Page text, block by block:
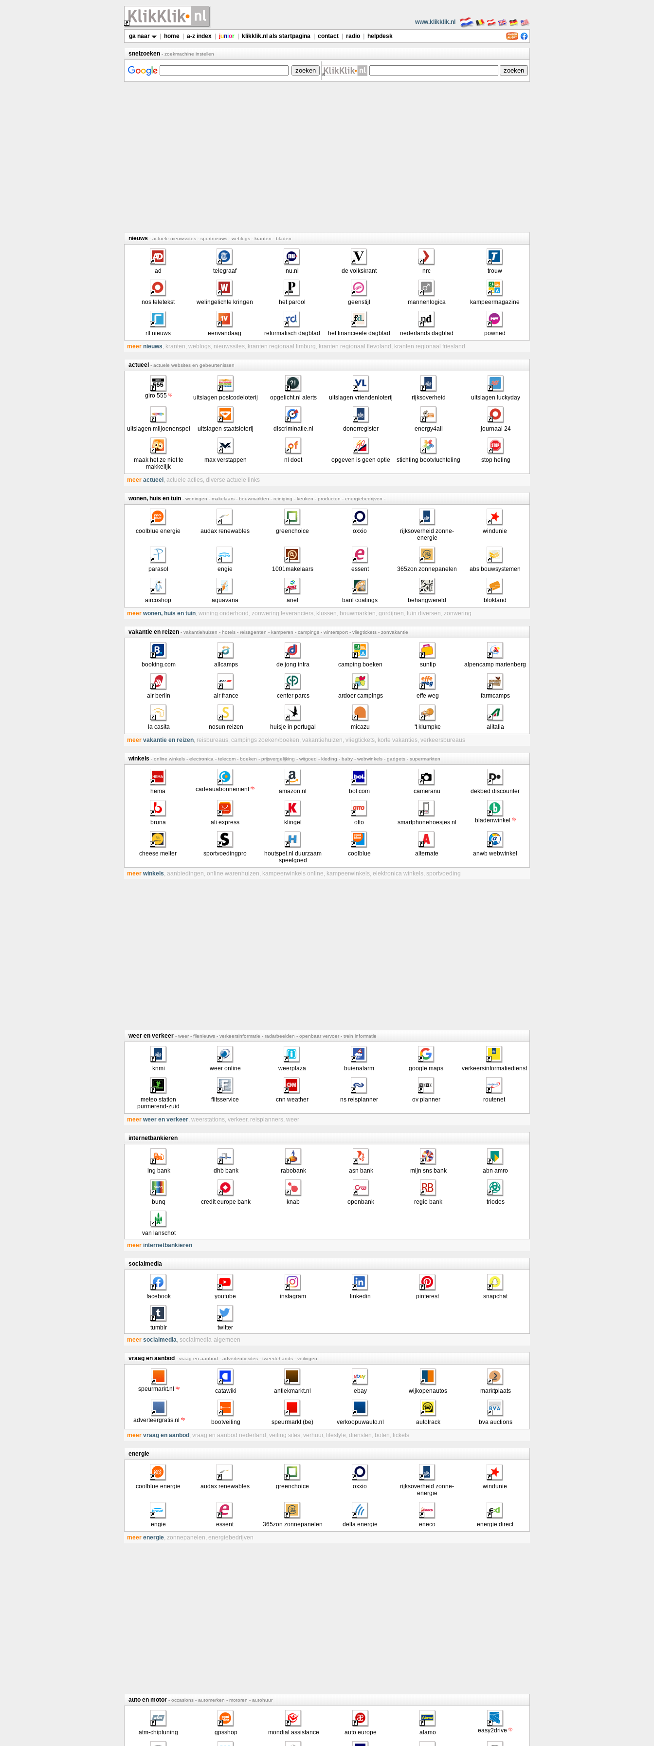
www.klikklik.nl
ga naar home a-z index junior klikklik.nl als startpagina contact radio helpdesk
snelzoeken - zoekmachine instellen
nieuws - actuele nieuwssites - sportnieuws - weblogs - kranten - bladen
ad telegraaf nu.nl de volkskrant nrc trouw
nos teletekst welingelichte kringen het parool geenstijl mannenlogica kampeermagazine
rtl nieuws eenvandaag reformatisch dagblad het financieele dagblad nederlands dagblad
powned
meer nieuws, kranten, weblogs, nieuwssites, kranten regionaal limburg, kranten regionaal flevoland , kranten regionaal friesland
actueel - actuele websites en gebeurtenissen
giro 555 tip uitslagen postcodeloterij opgelicht.nl alerts uitslagen vriendenloterij rijksoverheid uitslagen luckyday
uitslagen miljoenenspel uitslagen staatsloterij discriminatie.nl donorregister energy4all journaal 24
maak het ze niet te
makkelijk
max verstappen nl doet opgeven is geen optie stichting bootvluchteling stop heling
meer actueel , actuele acties, diverse actuele links
wonen, huis en tuin - woningen - makelaars - bouwmarkten - reiniging - keuken - producten - energiebedrijven -
coolblue energie audax renewables greenchoice oxxio
rijksoverheid zonne-
energie
windunie
parasol engie 1001makelaars essent 365zon zonnepanelen abs bouwsystemen
aircoshop aquavana ariel baril coatings behangwereld
blokland
meer wonen, huis en tuin, woning onderhoud , zonwering leveranciers, klussen, bouwmarkten, gordijnen, tuin diversen, zonwering
vakantie en reizen - vakantiehuizen - hotels - reisagenten - kamperen - campings - wintersport - vliegtickets - zonvakantie
booking.com allcamps de jong intra camping boeken suntip alpencamp marienberg
air berlin air france center parcs ardoer campings effe weg farmcamps
la casita nosun reizen huisje in portugal micazu 't klumpke
alitalia
meer vakantie en reizen, reisbureaus, campings zoeken/boeken, vakantiehuizen, vliegtickets, korte vakanties, verkeersbureaus
winkels - online winkels - electronica - telecom - boeken - prijsvergelijking - witgoed - kleding - baby - webwinkels - gadgets - supermarkten
hema cadeauabonnement tip amazon.nl bol.com cameranu dekbed discounter
bruna ali express klingel otto smartphonehoesjes.nl bladenwinkel tip
cheese melter sportvoedingpro
houtspel.nl duurzaam
speelgoed
coolblue alternate anwb webwinkel
meer winkels, aanbiedingen, online warenhuizen, kampeerwinkels online, kampeerwinkels, elektronica winkels, sportvoeding
weer en verkeer - weer - filenieuws - verkeersinformatie - radarbeelden - openbaar vervoer - trein informatie
knmi weer online weerplaza buienalarm google maps verkeersinformatiedienst
meteo station
purmerend-zuid
flitsservice cnn weather ns reisplanner ov planner routenet
meer weer en verkeer, weerstations, verkeer, reisplanners, weer
internetbankieren
ing bank dhb bank rabobank asn bank mijn sns bank abn amro
bunq credit europe bank knab openbank regio bank triodos
van lanschot
meer internetbankieren
socialmedia
facebook youtube instagram linkedin pinterest snapchat
tumblr
twitter
meer socialmedia, socialmedia-algemeen
vraag en aanbod - vraag en aanbod - advertentiesites - tweedehands - veilingen
speurmarkt.nl tip catawiki antiekmarkt.nl ebay wijkopenautos marktplaats
adverteergratis.nl tip bootveiling speurmarkt (be) verkoopuwauto.nl autotrack
bva auctions
meer vraag en aanbod , vraag en aanbod nederland , veiling sites, verhuur, lifestyle, diensten, boten, tickets
energie
coolblue energie audax renewables greenchoice oxxio
rijksoverheid zonne-
energie
windunie
engie essent 365zon zonnepanelen delta energie eneco
energie:direct
meer energie, zonnepanelen, energiebedrijven
auto en motor - occasions - automerken - motoren - autohuur
atm-chiptuning gpsshop mondial assistance auto europe alamo easy2drive tip